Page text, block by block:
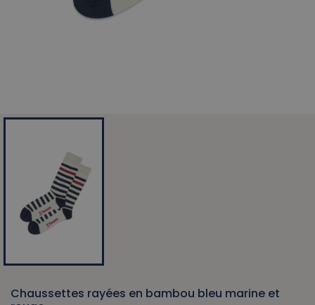
Chaussettes rayées en bambou bleu marine et